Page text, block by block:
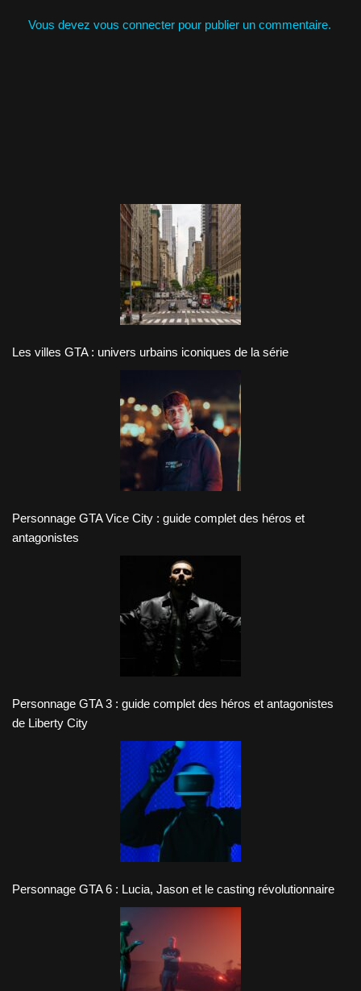
Vous devez vous connecter pour publier un commentaire.
Les villes GTA : univers urbains iconiques de la série
Personnage GTA Vice City : guide complet des héros et
antagonistes
Personnage GTA 3 : guide complet des héros et antagonistes
de Liberty City
Personnage GTA 6 : Lucia, Jason et le casting révolutionnaire